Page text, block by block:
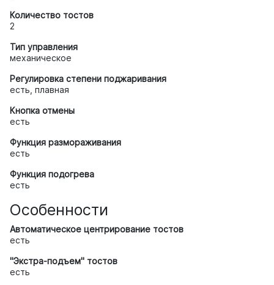
Количество тостов
2
Тип управления
механическое
Регулировка степени поджаривания
есть, плавная
Кнопка отмены
есть
Функция размораживания
есть
Функция подогрева
есть
Особенности
Автоматическое центрирование тостов
есть
"Экстра-подъем" тостов
есть